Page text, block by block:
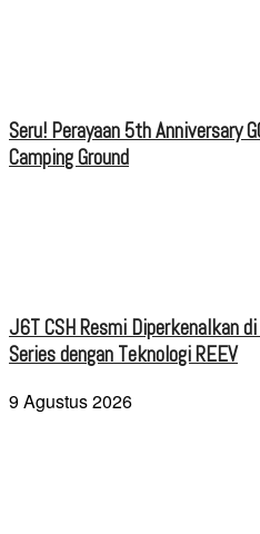
Seru! Perayaan 5th Anniversary
Camping Ground
J6T CSH Resmi Diperkenalkan
Series dengan Teknologi REEV
9 Agustus 2026